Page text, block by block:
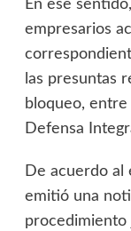
En ese
empresarios
las presuntas
bloqueo,
Defensa
De acuerdo al
emitió una
procedimiento